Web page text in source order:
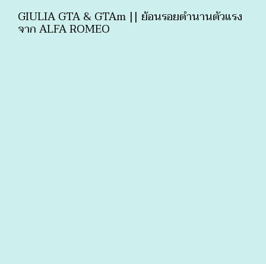
GIULIA GTA & GTAm || ย้อนรอยตำนานตัวแรง
จาก ALFA ROMEO